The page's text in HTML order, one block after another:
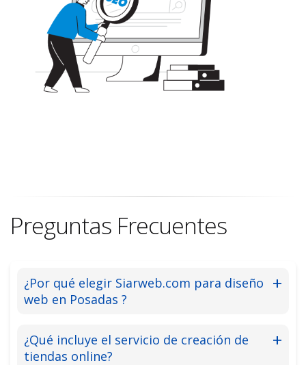
Preguntas Frecuentes
¿Por qué elegir Siarweb.com para diseño
web en Posadas ?
¿Qué incluye el servicio de creación de
tiendas online?